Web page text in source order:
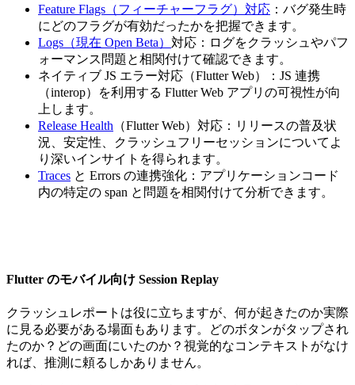
Feature Flags（フィーチャーフラグ）対応 ：バグ発生時
にどのフラグが有効だったかを把握できます。
Logs（現在 Open Beta） 対応：ログをクラッシュやパフ
ォーマンス問題と相関付けて確認できます。
ネイティブ JS エラー対応（Flutter Web）：JS 連携
（interop）を利用する Flutter Web アプリの可視性が向
上します。
Release Health （Flutter Web）対応：リリースの普及状
況、安定性、クラッシュフリーセッションについてよ
り深いインサイトを得られます。
Traces と Errors の連携強化：アプリケーションコード
内の特定の span と問題を相関付けて分析できます。
Flutter のモバイル向け Session Replay
クラッシュレポートは役に立ちますが、何が起きたのか実際
に見る必要がある場面もあります。どのボタンがタップされ
たのか？どの画面にいたのか？視覚的なコンテキストがなけ
れば、推測に頼るしかありません。